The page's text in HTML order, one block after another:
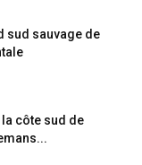
sud sauvage de
la côte sud de